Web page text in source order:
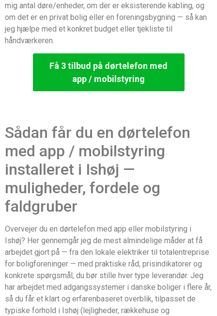
mig antal døre/enheder, om der er eksisterende kabling, og
om det er en privat bolig eller en foreningsbygning — så kan
jeg hjælpe med et konkret budget eller tjekliste til
håndværkeren.
Få 3 tilbud på dørtelefon med
app / mobilstyring
Sådan får du en dørtelefon
med app / mobilstyring
installeret i Ishøj —
muligheder, fordele og
faldgruber
Overvejer du en dørtelefon med app eller mobilstyring i
Ishøj? Her gennemgår jeg de mest almindelige måder at få
arbejdet gjort på — fra den lokale elektriker til totalentreprise
for boligforeninger — med praktiske råd, prisindikatorer og
konkrete spørgsmål, du bør stille hver type leverandør. Jeg
har arbejdet med adgangssystemer i danske boliger i flere år,
så du får et klart og erfarenbaseret overblik, tilpasset de
typiske forhold i Ishøj (lejligheder, rækkehuse og